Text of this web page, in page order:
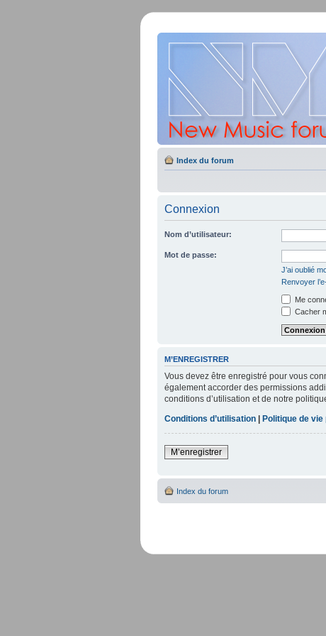
Index du forum
Connexion
Nom d’utilisateur:
Mot de passe:
J’ai oublié
Renvoyer
Me
Cacher
M’ENREGISTRER
Vous devez être enregistré pour vous
également accorder des permissions
conditions d’utilisation et de notre
Conditions d’utilisation | Politique de vie
M’enregistrer
Index du forum